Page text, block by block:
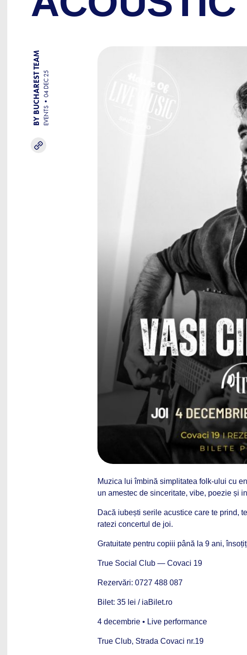
BY BUCHAREST TEAM EVENTS
04 DEC 25
Muzica lui îmbină simplitatea folk-ului cu
un amestec de sinceritate, vibe, poezie și
Dacă iubești serile acustice care te prind,
ratezi concertul de joi.
Gratuitate pentru copiii până la 9 ani,
True Social Club — Covaci 19
Rezervări: 0727 488 087
Bilet: 35 lei / iaBilet.ro
4 decembrie • Live performance
True Club, Strada Covaci nr.19